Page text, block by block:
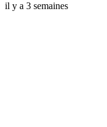
il y a 3 semaines